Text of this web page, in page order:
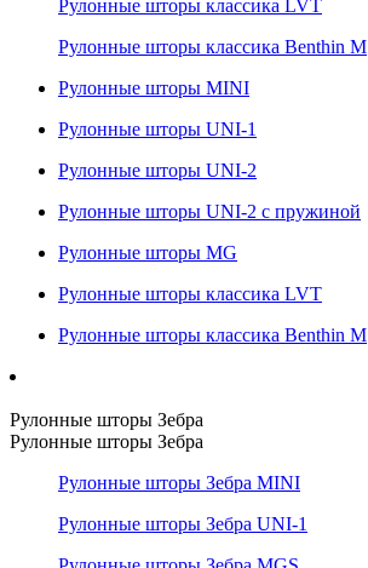
Рулонные шторы классика LVT
Рулонные шторы классика Benthin M
Рулонные шторы MINI
Рулонные шторы UNI-1
Рулонные шторы UNI-2
Рулонные шторы UNI-2 с пружиной
Рулонные шторы MG
Рулонные шторы классика LVT
Рулонные шторы классика Benthin M
Рулонные шторы Зебра
Рулонные шторы Зебра
Рулонные шторы Зебра MINI
Рулонные шторы Зебра UNI-1